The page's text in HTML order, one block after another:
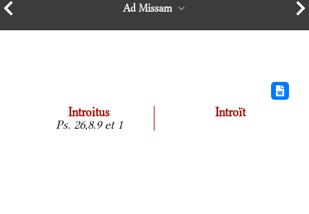
Ad Missam
Introitus
Introït
Ps. 26,8.9 et 1